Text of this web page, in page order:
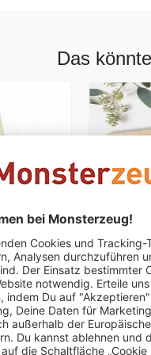
Das
-
Hochzeit
€ 39,95